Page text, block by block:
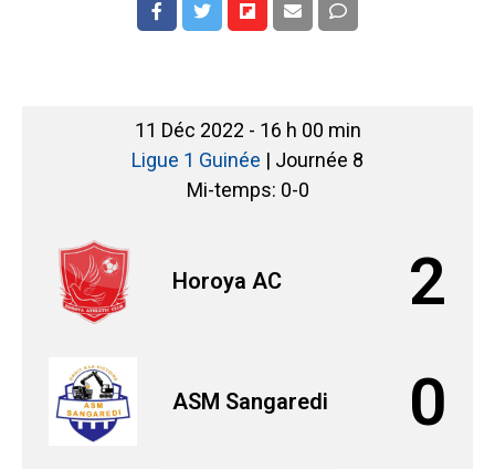
11 Déc 2022 - 16 h 00 min
Ligue 1 Guinée | Journée 8
Mi-temps: 0-0
Horoya AC 2
ASM Sangaredi 0